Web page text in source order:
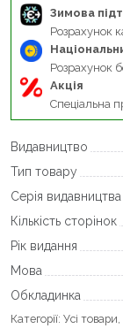
Зимова
Розрахунок
Розрахунок
Акція
Спеціальна
Видавництво
Тип товару
Серія видавництва
Кількість сторінок
Рік видання
Мова
Обкладинка
Категорії: Усі товари,